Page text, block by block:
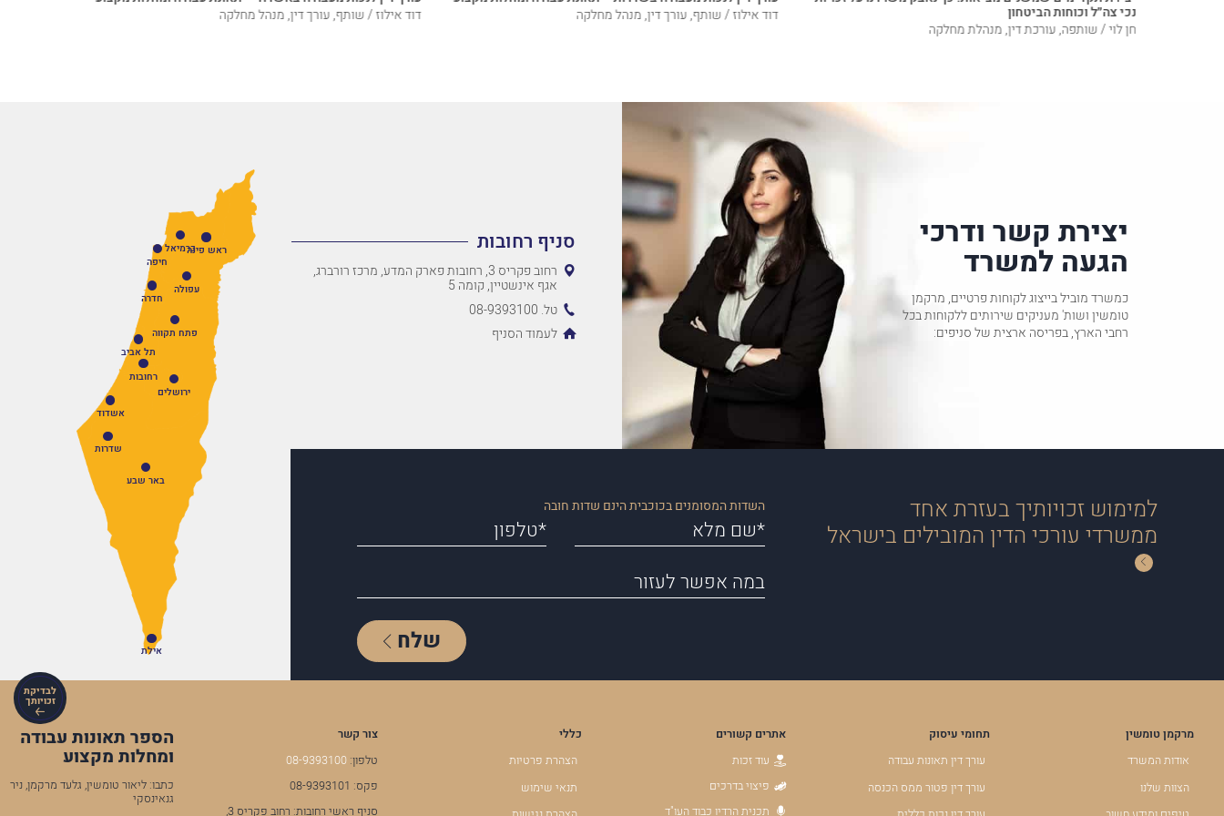
נכי צה״ל וכוחות הביטחון
חן לוי / שותפה, עורכת דין, מנהלת מחלקה
דוד אילוז / שותף, עורך דין, מנהל מחלקה
דוד אילוז / שותף, עורך דין, מנהל מחלקה
לבדיקת
זכויותך
יצירת קשר ודרכי
הגעה למשרד
כמשרד מוביל בייצוג לקוחות פרטיים, מרקמן
טומשין ושות' מעניקים שירותים ללקוחות בכל
רחבי הארץ, בפריסה ארצית של סניפים:
סניף רחובות
רחוב פקריס 3, רחובות פארק המדע, מרכז רורברג,
אגף אינשטיין, קומה 5
טל. 08-9393100
לעמוד הסניף
רחובות
תל אביב
חיפה
ירושלים
פתח תקווה
חדרה
אילת
באר שבע
אשדוד
שדרות
עפולה
ראש פינהכרמיאל
למימוש זכויותיך בעזרת אחד
ממשרדי עורכי הדין המובילים בישראל
השדות המסומנים בכוכבית הינם שדות חובה
שלח
מרקמן טומשין
אודות המשרד
הצוות שלנו
תחומי עיסוק
עורך דין תאונות עבודה
עורך דין פטור ממס הכנסה
אתרים קשורים
עוד זכות
פיצוי בדרכים
תכנית הרדיו כבוד העו"ד
כללי
הצהרת פרטיות
תנאי שימוש
צור קשר
טלפון: 08-9393100
פקס: 08-9393101
סניף ראשי רחובות: רחוב פקריס 3,
הספר תאונות עבודה
ומחלות מקצוע
כתבו: ליאור טומשין, גלעד מרקמן, ניר
גנאינסקי